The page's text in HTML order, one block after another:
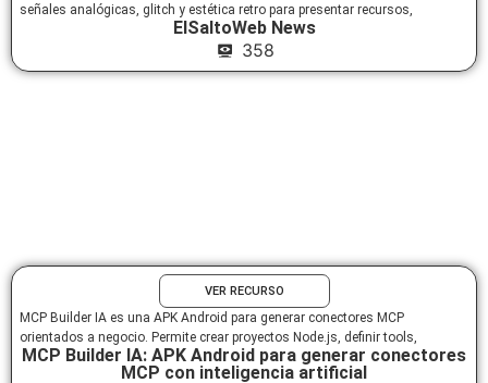
señales analógicas, glitch y estética retro para presentar recursos,
ElSaltoWeb News
358
VER RECURSO
MCP Builder IA es una APK Android para generar conectores MCP
orientados a negocio. Permite crear proyectos Node.js, definir tools,
MCP Builder IA: APK Android para generar conectores
MCP con inteligencia artificial